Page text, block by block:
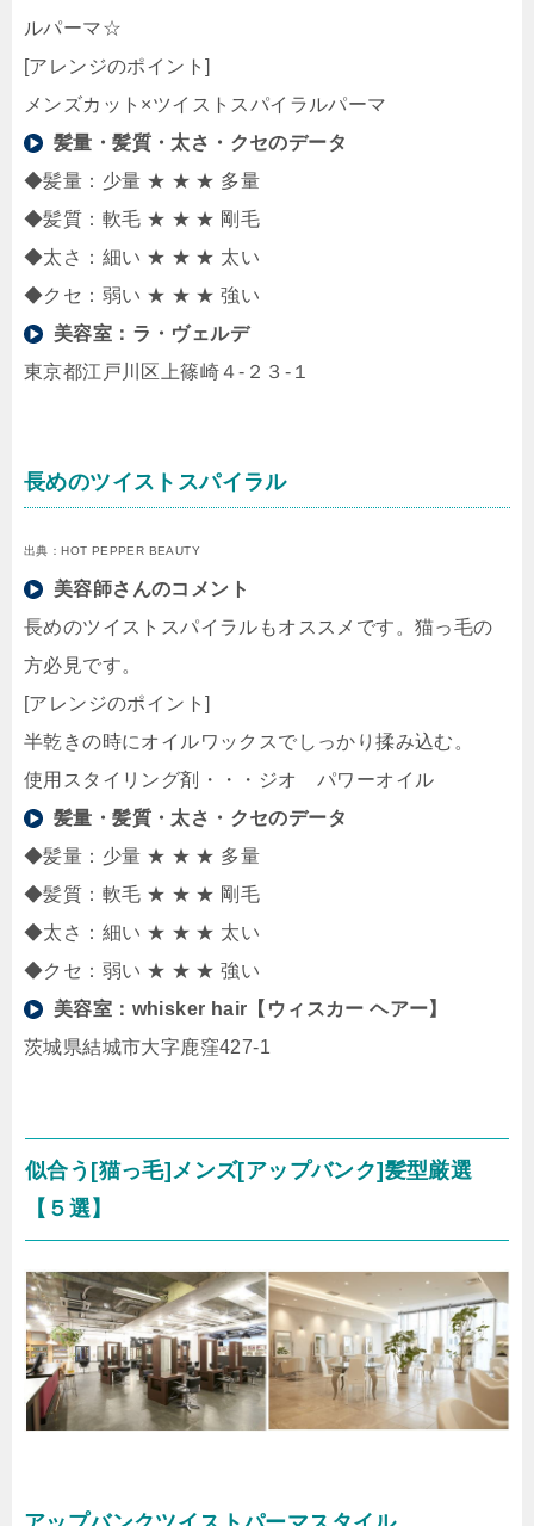
ルパーマ☆
[アレンジのポイント]
メンズカット×ツイストスパイラルパーマ
髪量・髪質・太さ・クセのデータ
◆髪量：少量 ★ ★ ★ 多量
◆髪質：軟毛 ★ ★ ★ 剛毛
◆太さ：細い ★ ★ ★ 太い
◆クセ：弱い ★ ★ ★ 強い
美容室： ラ・ヴェルデ
東京都江戸川区上篠崎４‐２３‐１
長めのツイストスパイラル
出典：HOT PEPPER BEAUTY
美容師さんのコメント
長めのツイストスパイラルもオススメです。猫っ毛の
方必見です。
[アレンジのポイント]
半乾きの時にオイルワックスでしっかり揉み込む。
使用スタイリング剤・・・ジオ パワーオイル
髪量・髪質・太さ・クセのデータ
◆髪量：少量 ★ ★ ★ 多量
◆髪質：軟毛 ★ ★ ★ 剛毛
◆太さ：細い ★ ★ ★ 太い
◆クセ：弱い ★ ★ ★ 強い
美容室： whisker hair【ウィスカー ヘアー】
茨城県結城市大字鹿窪427-1
似合う[猫っ毛]メンズ[アップバンク]髪型厳選
【５選】